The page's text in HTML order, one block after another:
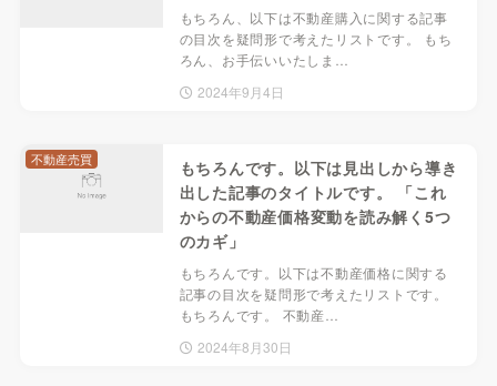
もちろん、以下は不動産購入に関する記事
の目次を疑問形で考えたリストです。 もち
ろん、お手伝いいたしま…
2024年9月4日
もちろんです。以下は見出しから導き
出した記事のタイトルです。 「これ
からの不動産価格変動を読み解く5つ
のカギ」
もちろんです。以下は不動産価格に関する
記事の目次を疑問形で考えたリストです。
もちろんです。 不動産…
2024年8月30日
不動産売買